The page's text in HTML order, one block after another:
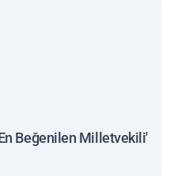
Beğenilen Milletvekili'